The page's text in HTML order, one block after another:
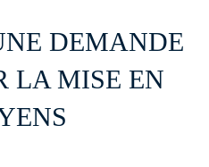
DEMANDE
LA MISE EN